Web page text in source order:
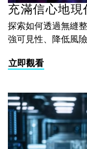
充滿信心地現
探索如何透過無縫
強可見性、降低風
立即觀看